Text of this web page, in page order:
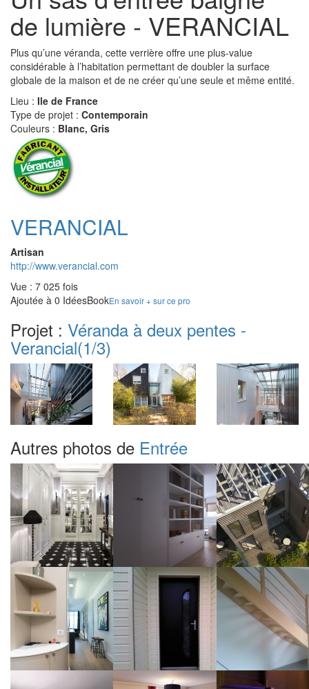
de lumière - VERANCIAL
Plus qu’une véranda, cette verrière offre une plus-value
considérable à l’habitation permettant de doubler la surface
globale de la maison et de ne créer qu’une seule et même entité.
Lieu : Ile de France
Type de projet : Contemporain
Couleurs : Blanc, Gris
VERANCIAL
Artisan
http://www.verancial.com
Vue : 7 025 fois
Ajoutée à 0 IdéesBookEn savoir + sur ce pro
Projet : Véranda à deux pentes -
Verancial(1/3)
Autres photos de Entrée